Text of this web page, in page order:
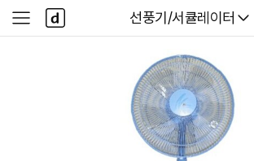
다나와
선풍기/서큘레이터
사
이
다
나
와